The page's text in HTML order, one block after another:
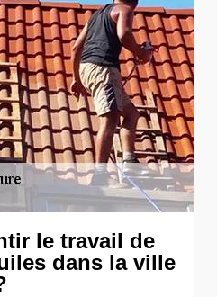
le travail de
dans la ville